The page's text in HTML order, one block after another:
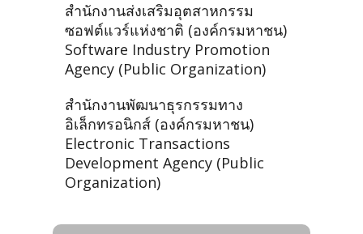
สำนักงานส่งเสริมอุตสาหกรรม
ซอฟต์แวร์แห่งชาติ (องค์กรมหาชน)
Software Industry Promotion
Agency (Public Organization)
สำนักงานพัฒนาธุรกรรมทาง
อิเล็กทรอนิกส์ (องค์กรมหาชน)
Electronic Transactions
Development Agency (Public
Organization)